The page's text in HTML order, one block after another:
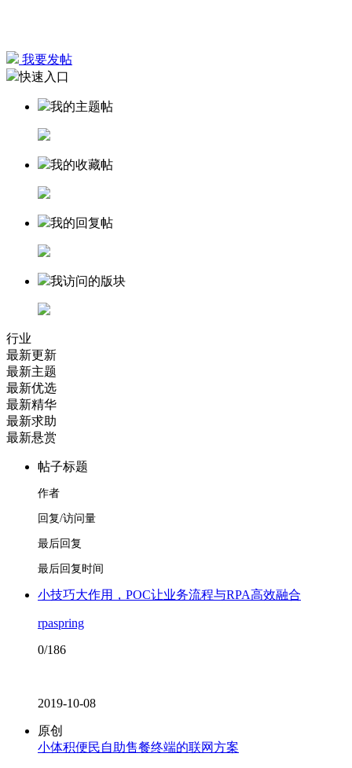
我要发帖
快速入口
我的主题帖
我的收藏帖
我的回复帖
我访问的版块
行业
最新更新
最新主题
最新优选
最新精华
最新求助
最新悬赏
帖子标题
作者
回复/访问量
最后回复
最后回复时间
小技巧大作用，POC让业务流程与RPA高效融合
rpaspring
0/186
2019-10-08
原创
小体积便民自助售餐终端的联网方案